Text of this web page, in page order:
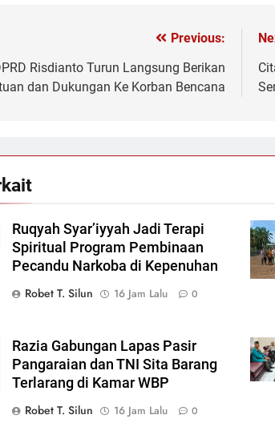
Previous:
Risdianto Turun Langsung Berikan
dan Dukungan Ke Korban Bencana
Ruqyah Syar’iyyah Jadi Terapi
Spiritual Program Pembinaan
Pecandu Narkoba di Kepenuhan
Robet T. Silun
16 Jam Lalu 0
Razia Gabungan Lapas Pasir
Pangaraian dan TNI Sita Barang
Terlarang di Kamar WBP
Robet T. Silun
16 Jam Lalu 0